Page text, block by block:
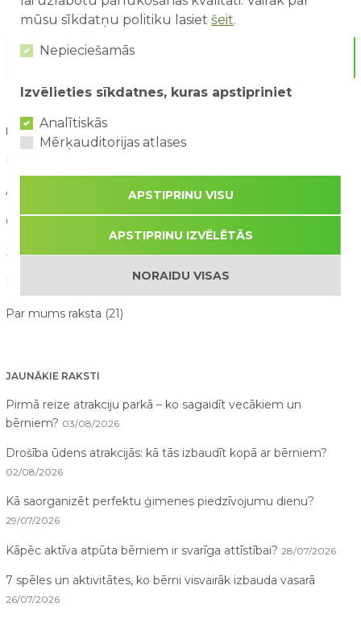
RAKSTU KATEGORIJAS
Aktuāli (90)
Galerija (11)
Jaunumi (160)
Par mums raksta (21)
JAUNĀKIE RAKSTI
Pirmā reize atrakciju parkā – ko sagaidīt vecākiem un
bērniem? 03/08/2026
Drošība ūdens atrakcijās: kā tās izbaudīt kopā ar bērniem?
02/08/2026
Kā saorganizēt perfektu ģimenes piedzīvojumu dienu?
29/07/2026
Kāpēc aktīva atpūta bērniem ir svarīga attīstībai? 28/07/2026
7 spēles un aktivitātes, ko bērni visvairāk izbauda vasarā
26/07/2026
mūsu sīkdatņu politiku lasiet šeit.
Nepieciešamās
Izvēlieties sīkdatnes, kuras apstipriniet
Analītiskās
Mērķauditorijas atlases
APSTIPRINU VISU
APSTIPRINU IZVĒLĒTĀS
NORAIDU VISAS